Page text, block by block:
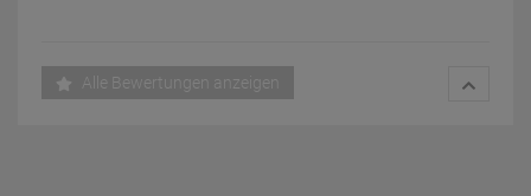
Alle Bewertungen anzeigen